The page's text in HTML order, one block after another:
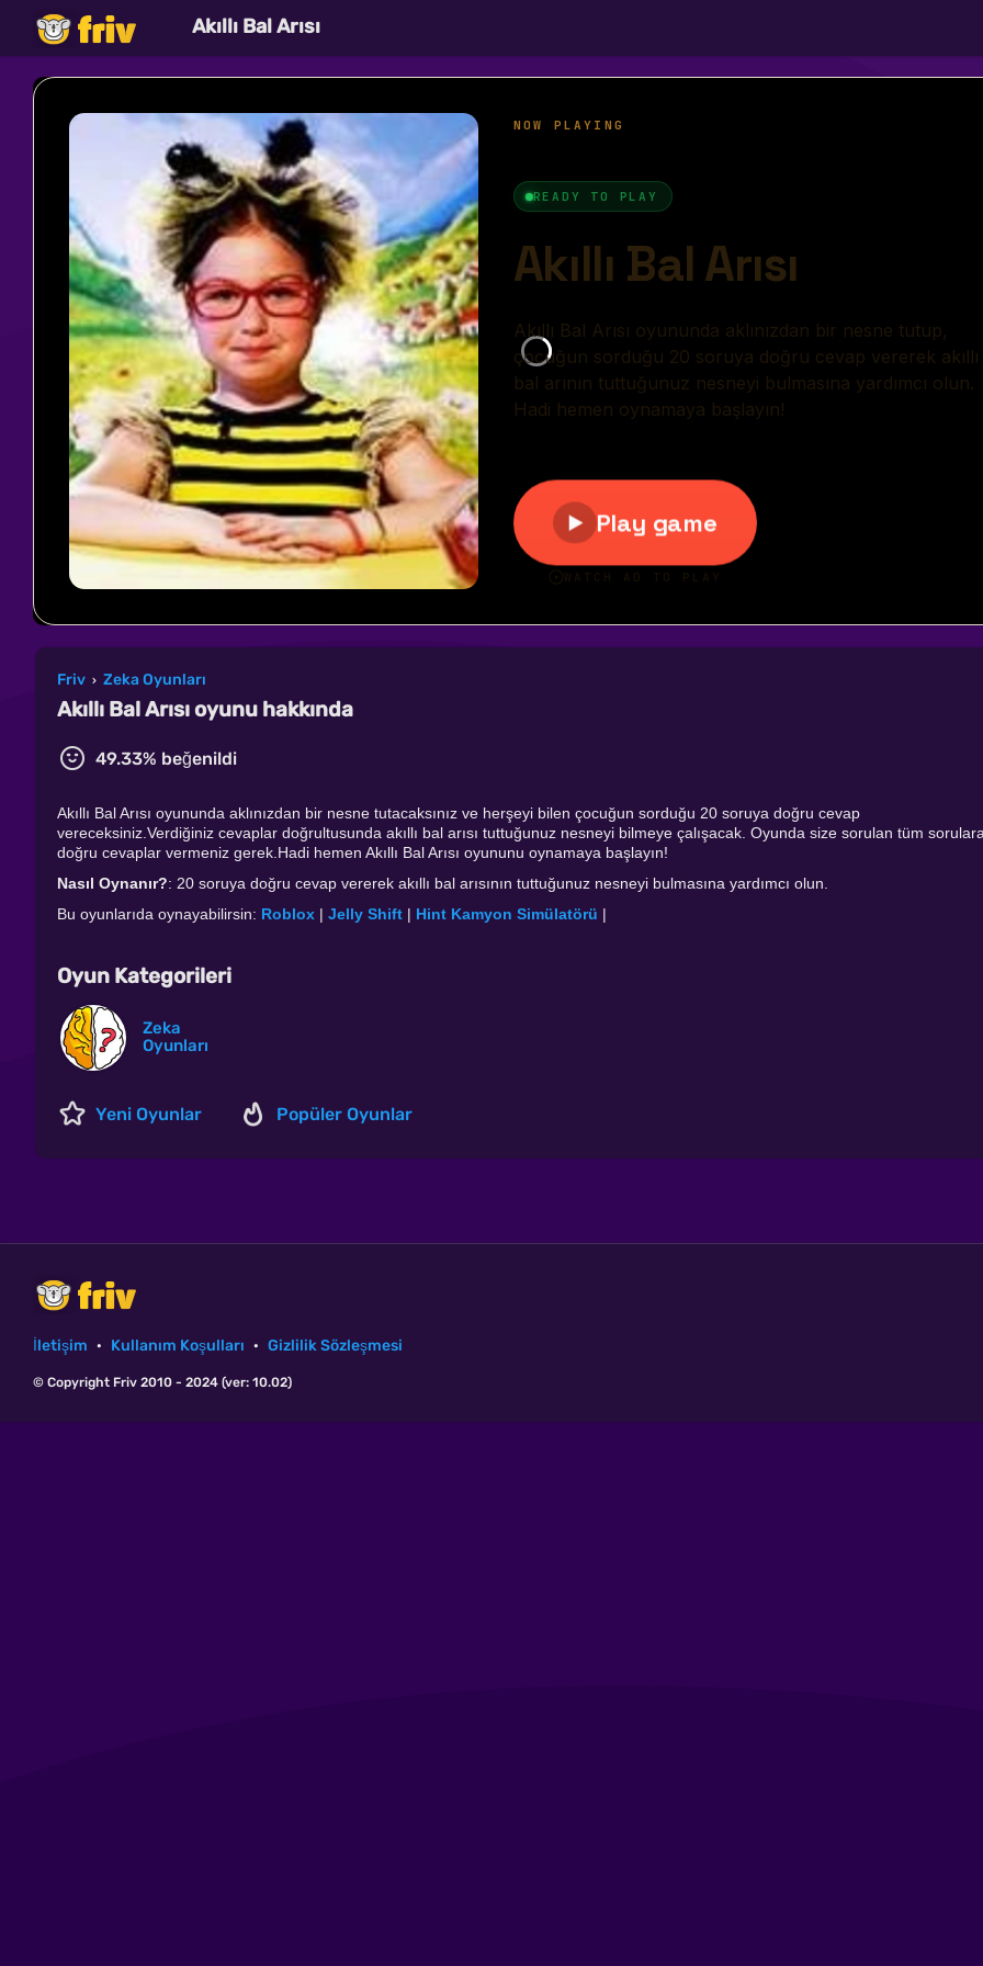
Akıllı Bal Arısı
Friv › Zeka Oyunları
Akıllı Bal Arısı oyunu hakkında
49.33% beğenildi
Akıllı Bal Arısı oyununda aklınızdan bir nesne tutacaksınız ve herşeyi bilen çocuğun sorduğu 20 soruya doğru cevap
vereceksiniz.Verdiğiniz cevaplar doğrultusunda akıllı bal arısı tuttuğunuz nesneyi bilmeye çalışacak. Oyunda size sorulan tüm
doğru cevaplar vermeniz gerek.Hadi hemen Akıllı Bal Arısı oyununu oynamaya başlayın!
Nasıl Oynanır?: 20 soruya doğru cevap vererek akıllı bal arısının tuttuğunuz nesneyi bulmasına yardımcı olun.
Bu oyunlarıda oynayabilirsin: Roblox | Jelly Shift | Hint Kamyon Simülatörü |
Oyun Kategorileri
Zeka
Oyunları
Yeni Oyunlar Popüler Oyunlar
İletişim · Kullanım Koşulları · Gizlilik Sözleşmesi
© Copyright Friv 2010 - 2024 (ver: 10.02)